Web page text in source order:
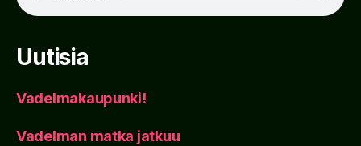
Uutisia
Vadelmakaupunki!
Vadelman matka jatkuu